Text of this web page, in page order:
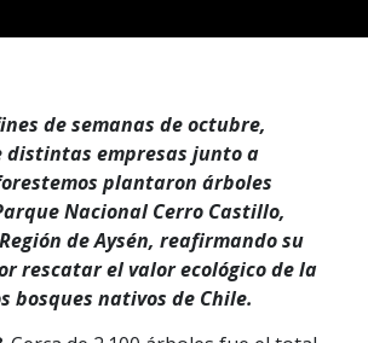
de semanas de octubre,
distintas empresas junto a
plantaron árboles
Nacional Cerro Castillo,
de Aysén, reafirmando su
rescatar el valor ecológico de la
bosques nativos de Chile.